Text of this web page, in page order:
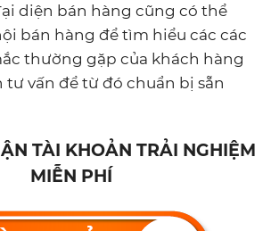
diện bán hàng cũng có thể
bán hàng để tìm hiểu các các
thường gặp của khách hàng
vấn để từ đó chuẩn bị sẵn
TÀI KHOẢN TRẢI NGHIỆM
MIỄN PHÍ